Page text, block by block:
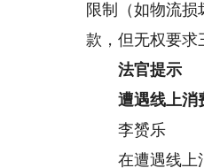
限制（如物流
款，但无权要求
法官提示
遭遇线上消
李赟乐
在遭遇线上消